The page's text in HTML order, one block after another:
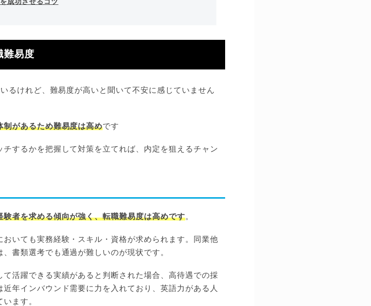
成功させるコツ
難易度
るけれど、難易度が高いと聞いて不安に感じていません
制があるため難易度は高めです
するかを把握して対策を立てれば、内定を狙えるチャン
者を求める傾向が強く、転職難易度は高めです。
いても実務経験・スキル・資格が求められます。同業他
書類選考でも通過が難しいのが現状です。
活躍できる実績があると判断された場合、高待遇での採
年インバウンド需要に力を入れており、英語力がある人
ます。